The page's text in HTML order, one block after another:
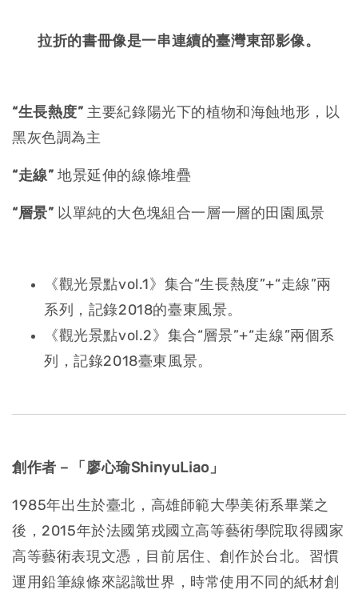
拉折的書冊像是一串連續的臺灣東部影像。
“生長熱度” 主要紀錄陽光下的植物和海蝕地形，以
黑灰色調為主
“走線” 地景延伸的線條堆疊
“層景” 以單純的大色塊組合一層一層的田園風景
《觀光景點vol.1》集合“生長熱度”+“走線”兩
系列，記錄2018的臺東風景。
《觀光景點vol.2》集合“層景”+“走線”兩個系
列，記錄2018臺東風景。
創作者－「廖心瑜ShinyuLiao」
1985年出生於臺北，高雄師範大學美術系畢業之
後，2015年於法國第戎國立高等藝術學院取得國家
高等藝術表現文憑，目前居住、創作於台北。習慣
運用鉛筆線條來認識世界，時常使用不同的紙材創